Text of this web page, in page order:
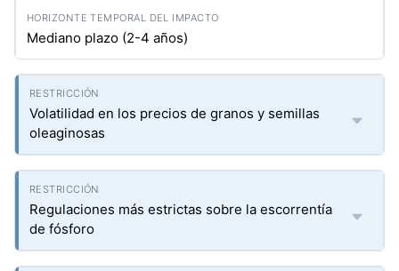
Mediano plazo (2-4 años)
Volatilidad en los precios de granos y semillas
oleaginosas
Regulaciones más estrictas sobre la escorrentía
de fósforo